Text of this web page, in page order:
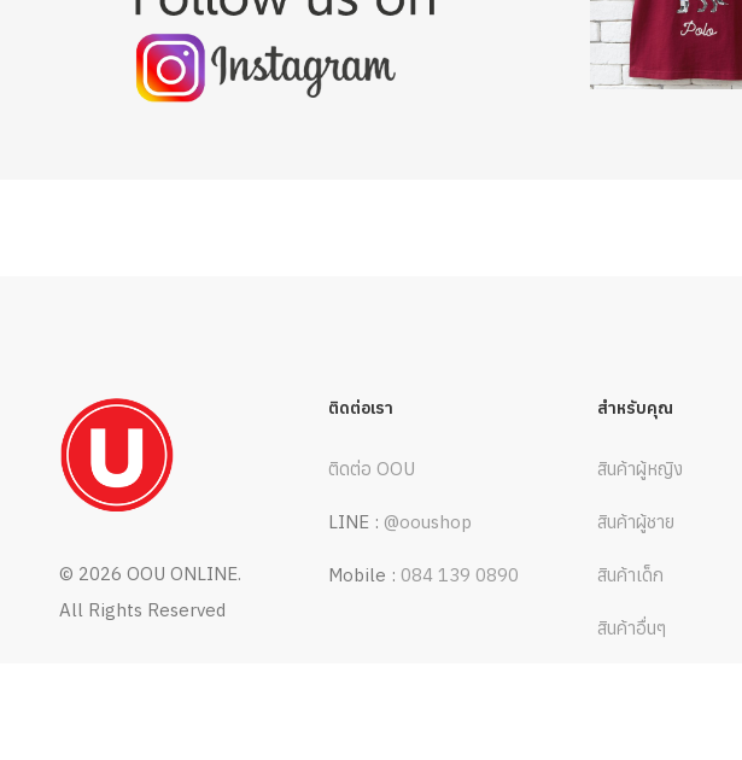
© 2026 OOU ONLINE.
All Rights Reserved
ติดต่อเรา
ติดต่อ OOU
LINE : @ooushop
Mobile : 084 139 0890
สำหรับคุณ
สินค้าผู้หญิง
สินค้าผู้ชาย
สินค้าเด็ก
สินค้าอื่นๆ